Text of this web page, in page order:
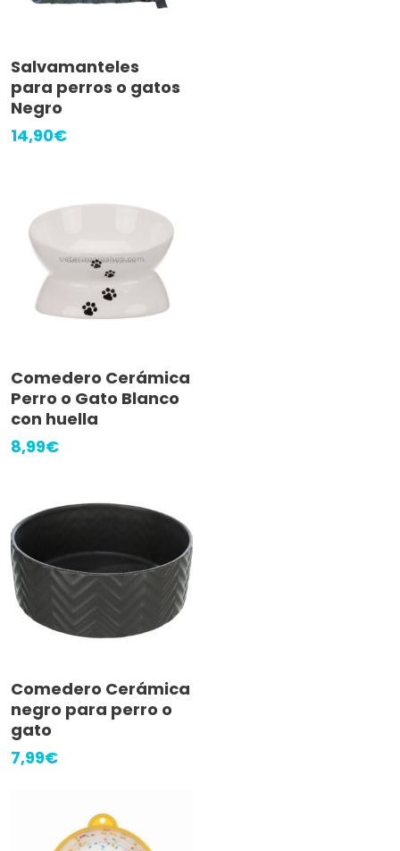
Añadir Al Carrito
Salvamanteles
para perros o gatos
Negro
14,90€
Añadir Al Carrito
Comedero Cerámica
Perro o Gato Blanco
con huella
8,99€
Añadir Al Carrito
Comedero Cerámica
negro para perro o
gato
7,99€